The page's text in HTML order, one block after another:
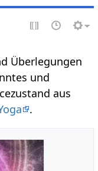
Überlegungen
und
aus
.